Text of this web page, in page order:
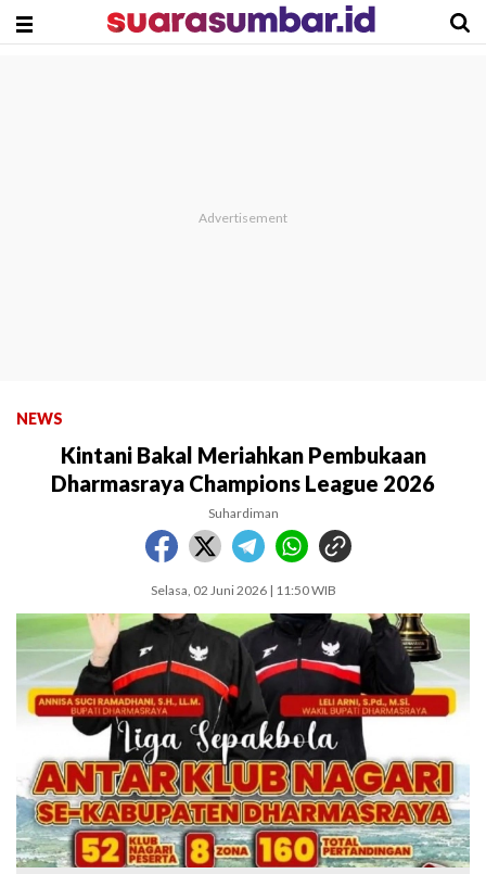
NEWS
Kintani Bakal Meriahkan Pembukaan
Dharmasraya Champions League 2026
Suhardiman
Selasa, 02 Juni 2026 | 11:50 WIB